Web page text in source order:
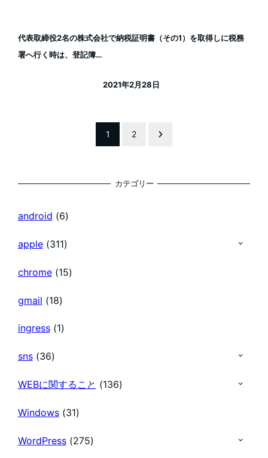
代表取締役2名の株式会社で納税証明書（その1）を取得しに税務
署へ行く時は、登記簿…
2021年2月28日
の
ペ
ー
ジ
り
1 2
カテゴリー
android (6)
apple(311)
chrome(15)
gmail (18)
ingress(1)
sns(36)
WEBに関すること (136)
Windows(31)
WordPress(275)